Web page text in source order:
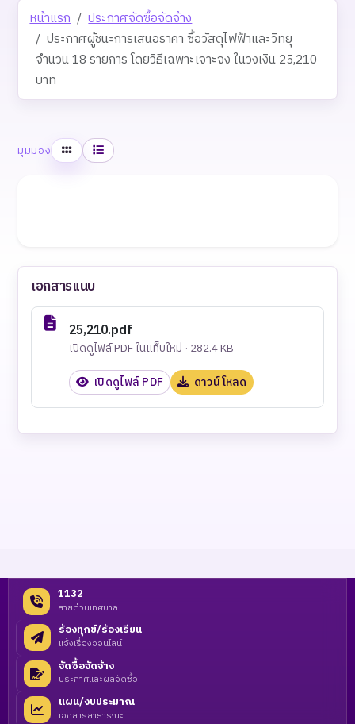
หน้าแรก
ประกาศจัดซื้อจัดจ้าง
ประกาศผู้ชนะการเสนอราคา ซื้อวัสดุไฟฟ้าและวิทยุ
จำนวน 18 รายการ โดยวิธีเฉพาะเจาะจง ในวงเงิน 25,210
บาท
มุมมอง ตารางรายการ
เอกสารแนบ
25,210.pdf
เปิดดูไฟล์ PDF ในแท็บใหม่ · 282.4 KB
เปิดดูไฟล์ PDF ดาวน์โหลด
1132
สายด่วนเทศบาล
ร้องทุกข์/ร้องเรียน
แจ้งเรื่องออนไลน์
จัดซื้อจัดจ้าง
ประกาศและผลจัดซื้อ
แผน/งบประมาณ
เอกสารสาธารณะ